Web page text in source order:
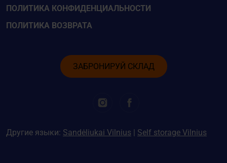
ПОЛИТИКА КОНФИДЕНЦИАЛЬНОСТИ
ПОЛИТИКА ВОЗВРАТА
ЗАБРОНИРУЙ СКЛАД
Другие языки: Sandėliukai Vilnius | Self storage Vilnius